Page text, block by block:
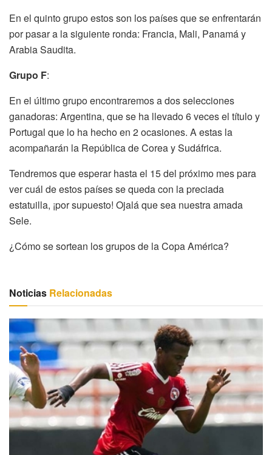
En el quinto grupo estos son los países que se enfrentarán
por pasar a la siguiente ronda: Francia, Mali, Panamá y
Arabia Saudita.
Grupo F:
En el último grupo encontraremos a dos selecciones
ganadoras: Argentina, que se ha llevado 6 veces el título y
Portugal que lo ha hecho en 2 ocasiones. A estas la
acompañarán la República de Corea y Sudáfrica.
Tendremos que esperar hasta el 15 del próximo mes para
ver cuál de estos países se queda con la preciada
estatuilla, ¡por supuesto! Ojalá que sea nuestra amada
Sele.
¿Cómo se sortean los grupos de la Copa América?
Noticias Relacionadas